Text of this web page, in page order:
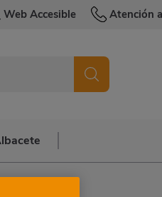
Web Accesible Atención